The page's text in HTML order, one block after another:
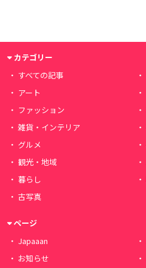
カテゴリー
すべての記事
アート
ファッション
雑貨・インテリア
グルメ
観光・地域
暮らし
古写真
ページ
Japaaan
お知らせ